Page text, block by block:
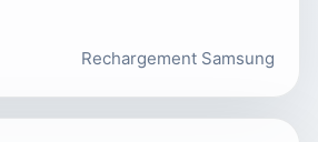
Rechargement Samsung